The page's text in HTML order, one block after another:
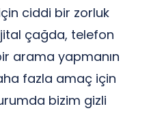
ciddi bir zorluk
çağda, telefon
arama yapmanın
fazla amaç için
bizim gizli